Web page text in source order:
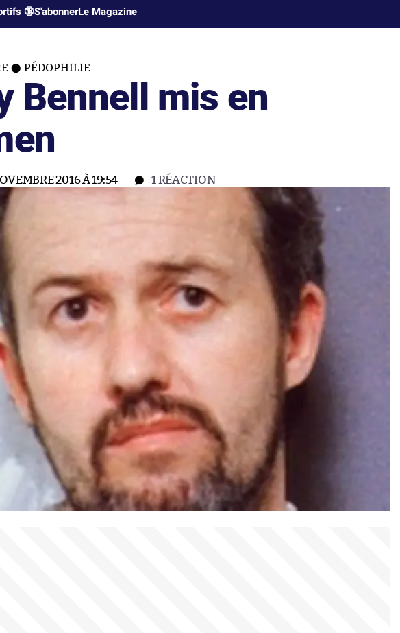
🔞S'abonnerLe Magazine
PÉDOPHILIE
Bennell mis en
2016 À 19:54 1 RÉACTION